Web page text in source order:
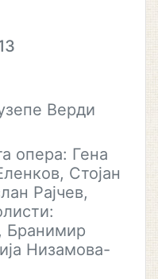
Верди
опера: Гена
Стојан
Рајчев,
Бранимир
Низамова-